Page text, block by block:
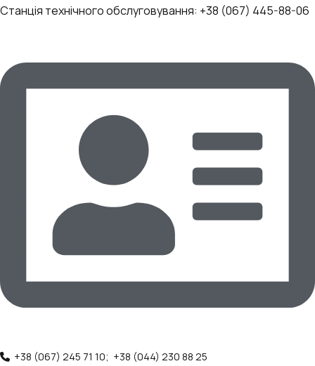
Станція технічного обслуговування: +38 (067) 445-88-06
+38 (067) 245 71 10; +38 (044) 230 88 25